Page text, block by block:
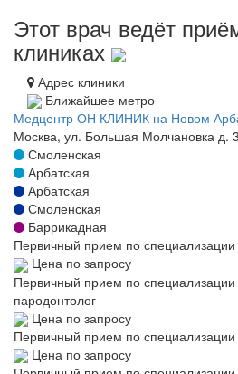
Этот врач ведёт
клиниках
Адрес клиники
Ближайшее метро
Медцентр ОН КЛИНИК на Новом
Москва, ул. Большая Молчановка д.
Смоленская
Арбатская
Арбатская
Смоленская
Баррикадная
Первичный прием по
Цена по запросу
Первичный прием по специализации
пародонтолог
Цена по запросу
Первичный прием по специализации
Цена по запросу